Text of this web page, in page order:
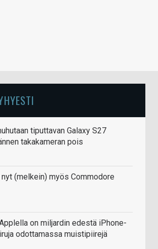
tiputtavan Galaxy S27
takakameran pois
(melkein) myös Commodore
on miljardin edestä iPhone-
odottamassa muistipiirejä